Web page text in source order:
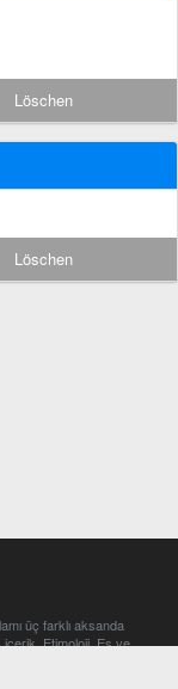
Löschen
Löschen
üç farklı aksanda
Etimoloji, Eş ve